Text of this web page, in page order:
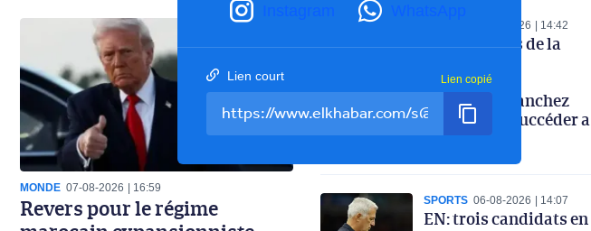
Instagram WhatsApp
Lien court Lien copié
MONDE 07-08-2026 16:59
Revers pour le régime
07-08-2026 14:42
Les coulisses de la
commission
technique : Sanchez
favori pour succéder a
Petkovic
SPORTS 06-08-2026 14:07
EN: trois candidats en